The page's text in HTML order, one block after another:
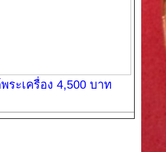
ระเครื่อง 4,500 บาท